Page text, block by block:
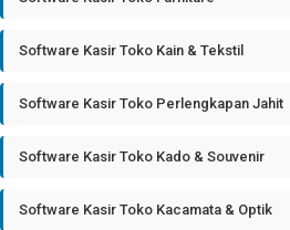
Software Kasir Toko Kain & Tekstil
Software Kasir Toko Perlengkapan Jahit
Software Kasir Toko Kado & Souvenir
Software Kasir Toko Kacamata & Optik